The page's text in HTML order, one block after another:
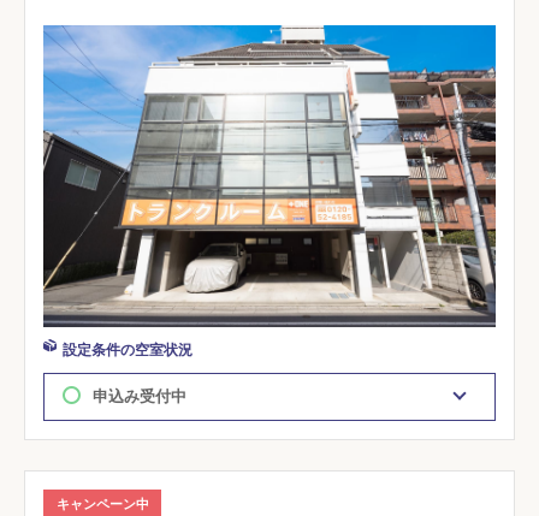
設定条件の空室状況
申込み受付中
キャンペーン中